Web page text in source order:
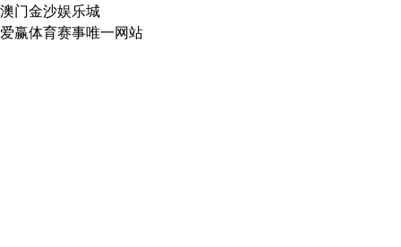
澳门金沙娱乐城
爱赢体育赛事唯一网站